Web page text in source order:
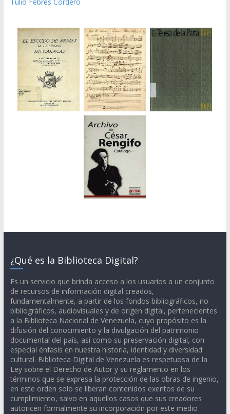
¿Qué es la Biblioteca Digital?
Es un servicio que brinda acceso a los usuarios a un conjunto
de recursos de información digital creados,
fundamentalmente, a partir de los fondos bibliográficos, no
bibliográficos, audiovisuales y de origen digital, pertenecientes
a la Biblioteca Nacional de Venezuela, cuyo propósito es la
difusión del conocimiento y la divulgación del patrimonio
documental del país, así como su preservación digital, con
especial énfasis en nuestra historia, identidad y diversidad
cultural. Biblioteca Digital de Venezuela es respetuosa de la
Ley sobre el Derecho de Autor y su reglamento en los
términos que se expresa la protección de las obras de ingenio,
en este orden solo se liberan contenidos exentos de su
cumplimiento, salvo en aquellos casos que sus creadores
autoricen formalmente su incorporación por este medio